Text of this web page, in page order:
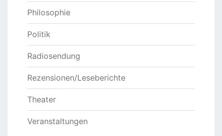
Philosophie
Politik
Radiosendung
Rezensionen/Leseberichte
Theater
Veranstaltungen